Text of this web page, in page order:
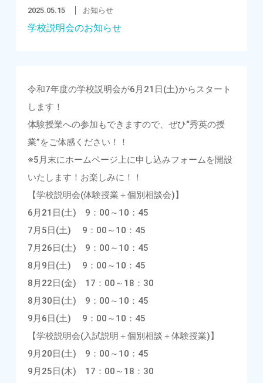
2025.05.15 お知らせ
学校説明会のお知らせ
令和7年度の学校説明会が6月21日(土)からスタート
します！
体験授業への参加もできますので、ぜひ“秀英の授
業”をご体感ください！！
※5月末にホームページ上に申し込みフォームを開設
いたします！お楽しみに！！
【学校説明会(体験授業＋個別相談会)】
6月21日(土) 9：00～10：45
7月5日(土) 9：00～10：45
7月26日(土) 9：00～10：45
8月9日(土) 9：00～10：45
8月22日(金) 17：00～18：30
8月30日(土) 9：00～10：45
9月6日(土) 9：00～10：45
【学校説明会(入試説明＋個別相談＋体験授業)】
9月20日(土) 9：00～10：45
9月25日(木) 17：00～18：30